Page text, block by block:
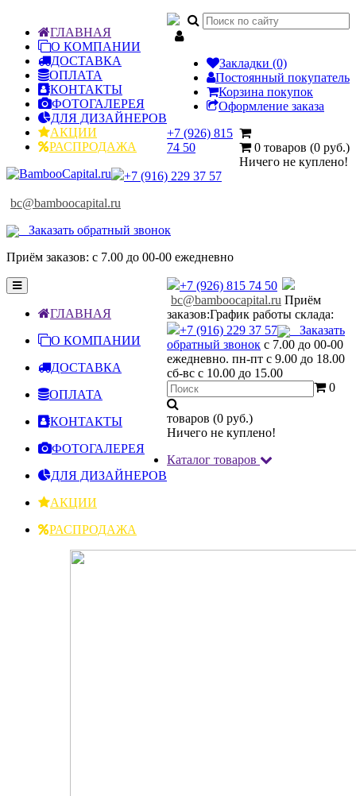
ГЛАВНАЯ
О КОМПАНИИ
ДОСТАВКА
ОПЛАТА
КОНТАКТЫ
ФОТОГАЛЕРЕЯ
ДЛЯ ДИЗАЙНЕРОВ
АКЦИИ
РАСПРОДАЖА

Закладки (0)
Постоянный покупатель
Корзина покупок
Оформление заказа
0 товаров (0 руб.)
Ничего не куплено!
+7 (926) 815
74 50
+7 (916) 229 37 57
bc@bamboocapital.ru
Заказать обратный звонок
Приём заказов: с 7.00 до 00-00 ежедневно
Toggle
navigation
ГЛАВНАЯ
О КОМПАНИИ
ДОСТАВКА
ОПЛАТА
КОНТАКТЫ
ФОТОГАЛЕРЕЯ
ДЛЯ ДИЗАЙНЕРОВ
АКЦИИ
РАСПРОДАЖА
+7 (926) 815 74 50
bc@bamboocapital.ru Приём
заказов:График работы склада:
+7 (916) 229 37 57
Заказать
обратный звонок с 7.00 до 00-00
ежедневно. пн-пт с 9.00 до 18.00
сб-вс с 10.00 до 15.00
0
товаров (0 руб.)
Ничего не куплено!
Каталог товаров